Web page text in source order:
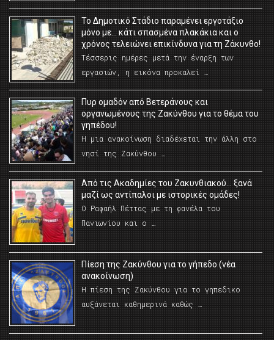
Το Δημοτικό Στάδιο παραμένει εργοτάξιο
μόνο με… κάτι σπασμένα πλακάκια και ο
χρόνος τελειώνει επικίνδυνα για τη Ζάκυνθο!
Τέσσερις ημέρες μετά την έναρξη των
εργασιών, η εικόνα προκαλεί …
Πυρ ομαδόν από Βετεράνους και
οργανωμένους της Ζακύνθου για το θέμα του
γηπέδου!
Η μια ανακοίνωση διαδέχεται την άλλη στο
νησί της Ζακύνθου …
Από τις Ακαδημίες του Ζακυνθιακού… ξανά
μαζί ως αντίπαλοι με ιστορικές ομάδες!
Ο Ραφαήλ Πέττας με τη φανέλα του
Πανιωνίου και ο …
Πίεση της Ζακύνθου για το γήπεδο (νέα
ανακοίνωση)
Η πίεση της Ζακύνθου για το γηπεδικο
αυξάνεται καθημερινά καθώς …